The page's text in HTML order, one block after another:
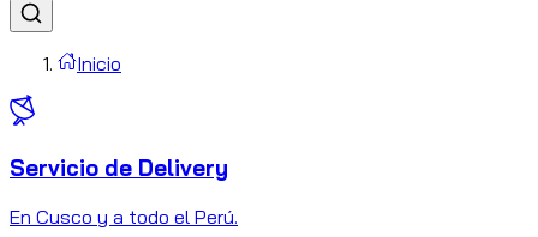
Inicio
Servicio de Delivery
En Cusco y a todo el Perú.